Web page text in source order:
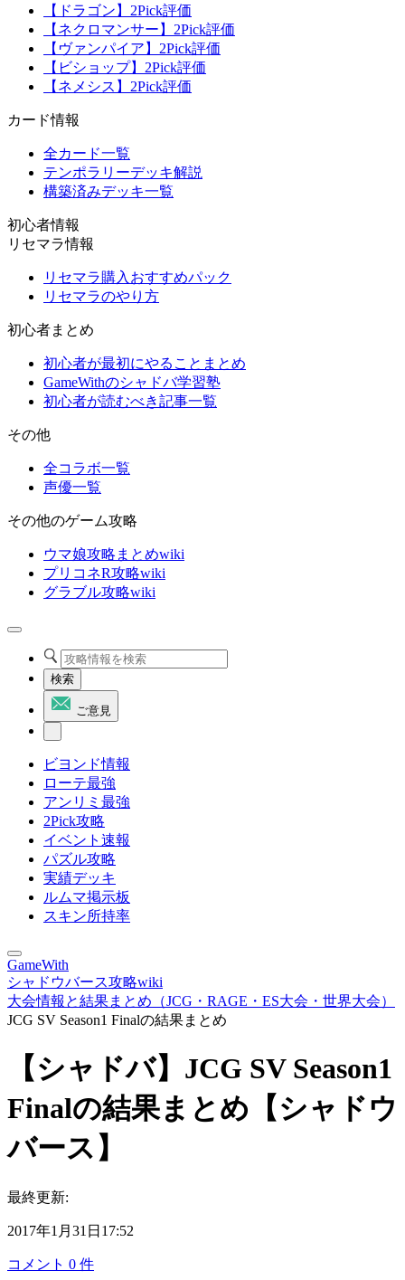
【ドラゴン】2Pick評価
【ネクロマンサー】2Pick評価
【ヴァンパイア】2Pick評価
【ビショップ】2Pick評価
【ネメシス】2Pick評価
カード情報
全カード一覧
テンポラリーデッキ解説
構築済みデッキ一覧
初心者情報
リセマラ情報
リセマラ購入おすすめパック
リセマラのやり方
初心者まとめ
初心者が最初にやることまとめ
GameWithのシャドバ学習塾
初心者が読むべき記事一覧
その他
全コラボ一覧
声優一覧
その他のゲーム攻略
ウマ娘攻略まとめwiki
プリコネR攻略wiki
グラブル攻略wiki
検索
ご意見
ビヨンド情報
ローテ最強
アンリミ最強
2Pick攻略
イベント速報
パズル攻略
実績デッキ
ルムマ掲示板
スキン所持率
GameWith
シャドウバース攻略wiki
大会情報と結果まとめ（JCG・RAGE・ES大会・世界大会）
JCG SV Season1 Finalの結果まとめ
【シャドバ】JCG SV Season1
Finalの結果まとめ【シャドウ
バース】
最終更新:
2017年1月31日17:52
コメント 0 件